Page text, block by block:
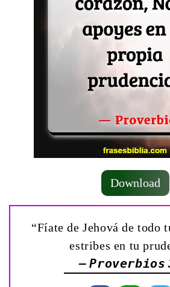
Download
“Fíate de Jehová de todo
estribes en tu
— Proverbios